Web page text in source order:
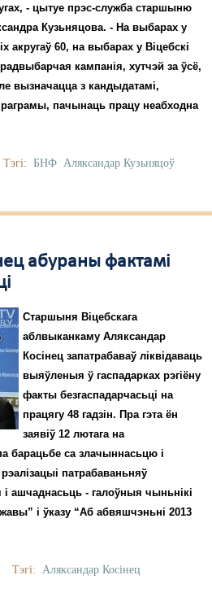
- цытуе прэс-служба старшыню
Кузьняцова. - На выбарах у
акругаў 60, на выбарах у Віцебскі
кампанія, хутчэй за ўсё,
вызначацца з кандыдатамі,
пачынаць працу неабходна
Тэгі: БНФ Аляксандар Кузьняцоў
абураны фактамі
Старшыня Віцебскага
аблвыканкаму Аляксандар
Косінец запатрабаваў ліквідаваць
выяўленыя ў гаспадарках рэгіёну
факты безгаспадарчасьці на
працягу 48 гадзін. Пра гэта ён
заявіў 12 лютага на
барацьбе са злачыннасьцю і
патрабаваньняў
ашчаднасьць - галоўныя чыньнікі
і ўказу “Аб абвяшчэньні 2013
Тэгі: Аляксандар Косінец